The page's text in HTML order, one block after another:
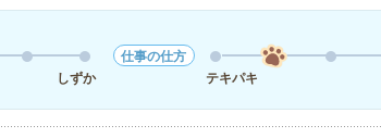
しずか
仕事の仕方
テキパキ